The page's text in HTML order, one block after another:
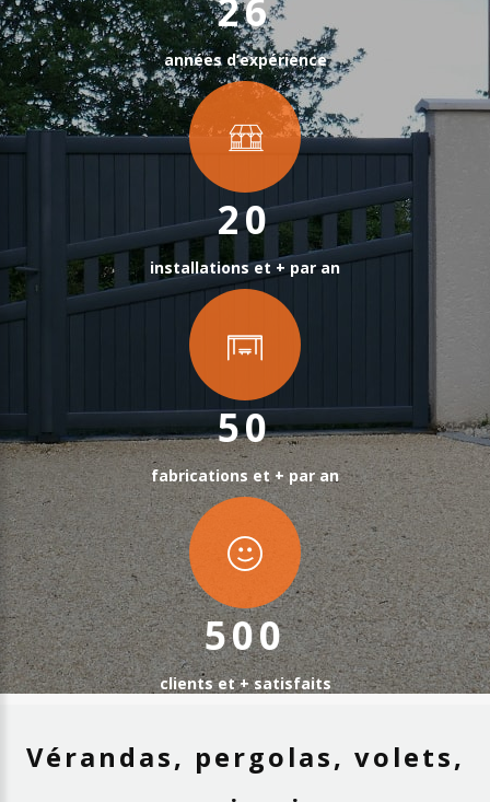
26
années d’expérience
20
installations et + par an
50
fabrications et + par an
500
clients et + satisfaits
Vérandas, pergolas, volets,